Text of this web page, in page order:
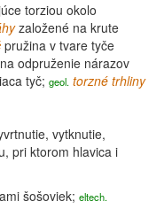
torziou okolo
založené na krute
pružina v tvare tyče
odpruženie nárazov
tyč; geol. torzné trhliny
vytknutie,
pri ktorom hlavica i
šošoviek; eltech.